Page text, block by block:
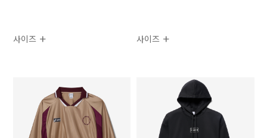
사이즈 사이즈